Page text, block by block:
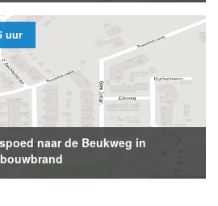
uur
naar de Beukweg in